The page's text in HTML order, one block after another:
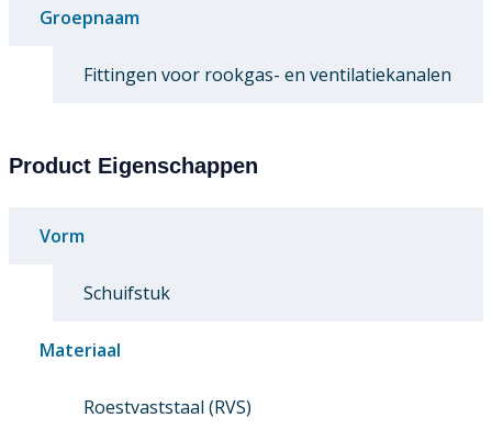
Groepnaam
Fittingen voor rookgas- en ventilatiekanalen
Product Eigenschappen
Vorm
Schuifstuk
Materiaal
Roestvaststaal (RVS)